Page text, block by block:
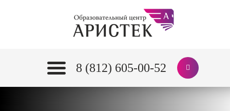
8 (812) 605-00-52